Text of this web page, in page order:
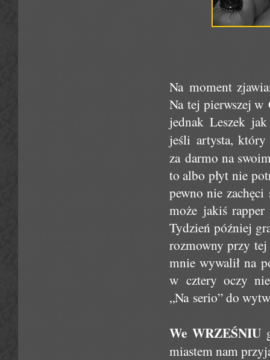
Na moment
Na tej pierwszej
jednak Leszek
jeśli artysta, który
za darmo na
to albo płyt nie
pewno nie
może jakiś
Tydzień później
rozmowny przy
mnie wywalił na
w cztery oczy
„Na serio” do
We WRZEŚNIU
miastem nam